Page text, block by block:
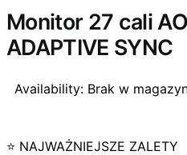
Monitor 27 cali
ADAPTIVE SYNC
Availability: Brak w
⭐ NAJWAŻNIEJSZE ZALETY